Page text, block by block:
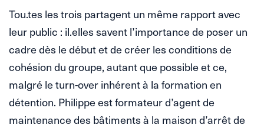
Tou.tes les trois partagent un même rapport avec
leur public : il.elles savent l’importance de poser un
cadre dès le début et de créer les conditions de
cohésion du groupe, autant que possible et ce,
malgré le turn-over inhérent à la formation en
détention. Philippe est formateur d’agent de
maintenance des bâtiments à la maison d’arrêt de